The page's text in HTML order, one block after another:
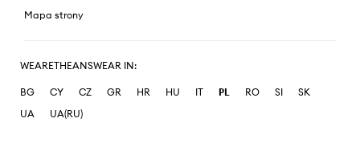
Mapa strony
WEARETHEANSWEAR IN:
BG CY CZ GR HR HU IT PL RO SI
SK
UA
UA(RU)